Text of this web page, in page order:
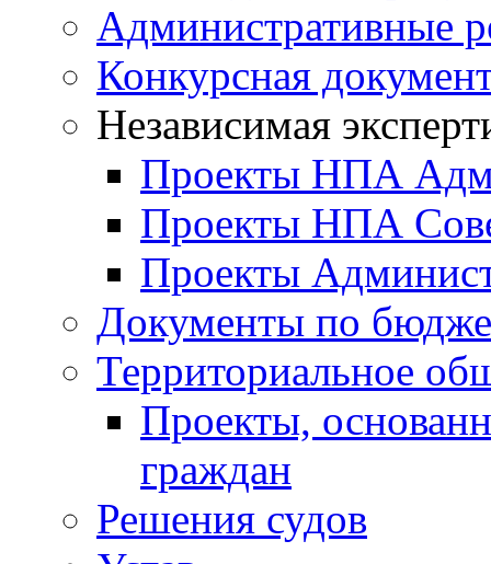
Административные
Конкурсная
Независимая
Проекты НПА
Проекты НПА
Проекты
Документы по
Территориальное
Проекты,
граждан
Решения судов